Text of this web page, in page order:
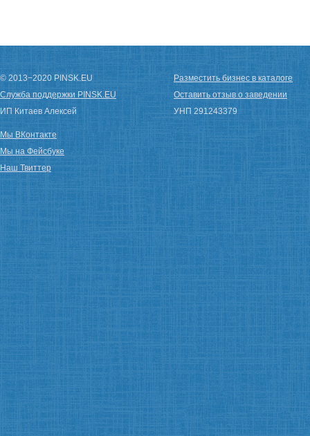
© 2013−2020 PINSK.EU
Служба поддержки PINSK.EU
ИП Китаев Алексей
Разместить бизнес в каталоге
Оставить отзыв о заведении
УНП 291243379
Мы ВКонтакте
Мы на Фейсбуке
Наш Твиттер